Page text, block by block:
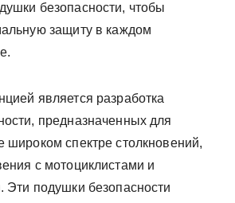
безопасности, чтобы
защиту в каждом
является разработка
предназначенных для
спектре столкновений,
с мотоциклистами и
Эти подушки безопасности